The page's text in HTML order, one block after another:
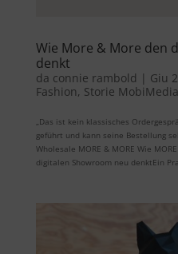
Wie More & More den
denkt
da connie rambold | Giu
Fashion, Storie MobiMedia
„Das ist kein klassisches
geführt und kann seine Bestellung
Wholesale MORE & MORE Wie
digitalen Showroom neu denktEin